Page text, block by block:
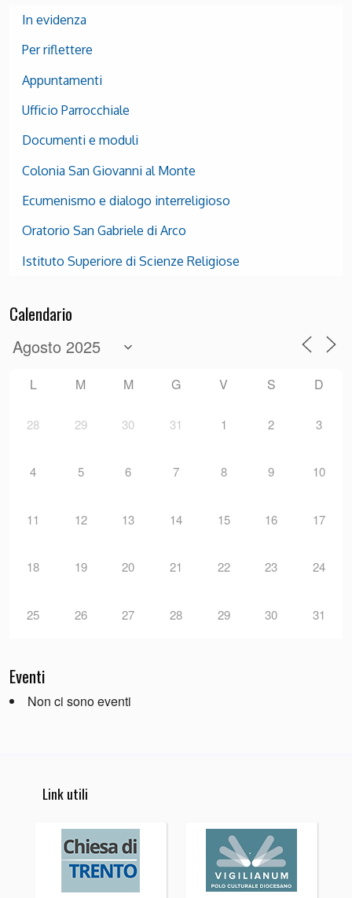
In evidenza
Per riflettere
Appuntamenti
Ufficio Parrocchiale
Documenti e moduli
Colonia San Giovanni al Monte
Ecumenismo e dialogo interreligioso
Oratorio San Gabriele di Arco
Istituto Superiore di Scienze Religiose
Calendario
L M M G V S D
28 29 30 31 1 2 3
4 5 6 7 8 9 10
11 12 13 14 15 16 17
18 19 20 21 22 23 24
25 26 27 28 29 30 31
Eventi
Non ci sono eventi
Link utili